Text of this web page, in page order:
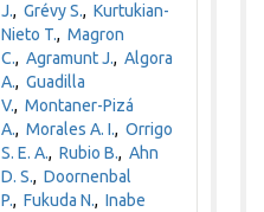
J.,Grévy S.,Kurtukian-
Nieto T.,Magron
C.,Agramunt J.,Algora
A.,Guadilla
V.,Montaner-Pizá
A.,Morales A. I.,Orrigo
S. E. A.,Rubio B.,Ahn
D. S.,Doornenbal
P.,Fukuda N.,Inabe